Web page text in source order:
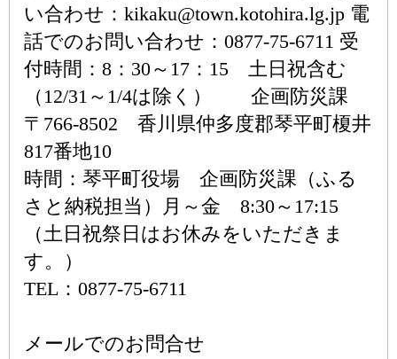
い合わせ：kikaku@town.kotohira.lg.jp 電
話でのお問い合わせ：0877-75-6711 受
付時間：8：30～17：15 土日祝含む
（12/31～1/4は除く） 企画防災課
〒766-8502 香川県仲多度郡琴平町榎井
817番地10
時間：琴平町役場 企画防災課（ふる
さと納税担当）月～金 8:30～17:15
（土日祝祭日はお休みをいただきま
す。）
TEL：0877-75-6711
メールでのお問合せ